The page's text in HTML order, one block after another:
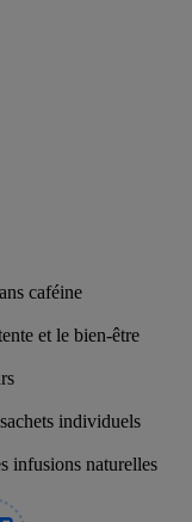
caféine
et le bien-être
individuels
infusions naturelles